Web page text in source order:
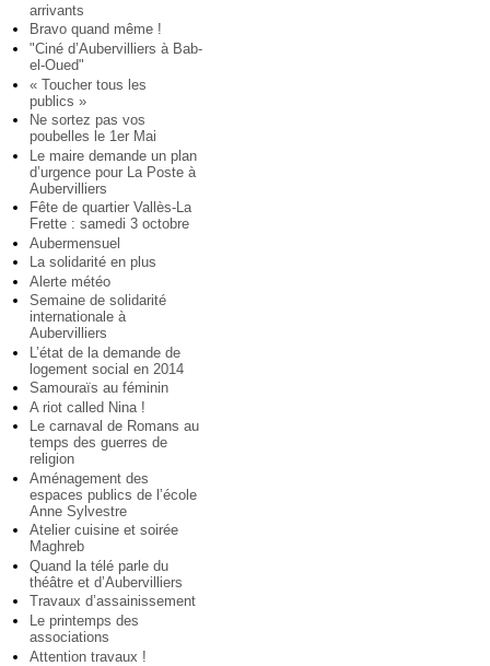
arrivants
Bravo quand même !
"Ciné d’Aubervilliers à Bab-
el-Oued"
« Toucher tous les
publics »
Ne sortez pas vos
poubelles le 1er Mai
Le maire demande un plan
d’urgence pour La Poste à
Aubervilliers
Fête de quartier Vallès-La
Frette : samedi 3 octobre
Aubermensuel
La solidarité en plus
Alerte météo
Semaine de solidarité
internationale à
Aubervilliers
L’état de la demande de
logement social en 2014
Samouraïs au féminin
A riot called Nina !
Le carnaval de Romans au
temps des guerres de
religion
Aménagement des
espaces publics de l’école
Anne Sylvestre
Atelier cuisine et soirée
Maghreb
Quand la télé parle du
théâtre et d’Aubervilliers
Travaux d’assainissement
Le printemps des
associations
Attention travaux !